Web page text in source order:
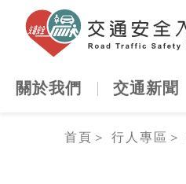
關於我們 交通新聞
首頁 ＞ 行人專區 ＞